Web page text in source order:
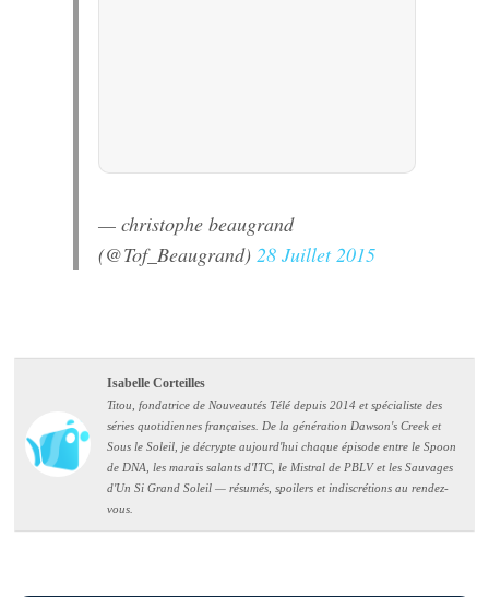
— christophe beaugrand
(@Tof_Beaugrand)28 Juillet 2015
Isabelle Corteilles
Titou, fondatrice de Nouveautés Télé depuis 2014 et spécialiste des
séries quotidiennes françaises. De la génération Dawson's Creek et
Sous le Soleil, je décrypte aujourd'hui chaque épisode entre le Spoon
de DNA, les marais salants d'ITC, le Mistral de PBLV et les Sauvages
d'Un Si Grand Soleil — résumés, spoilers et indiscrétions au rendez-
vous.